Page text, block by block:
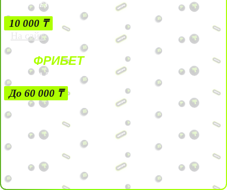
БЕЗ УСЛОВИЙ
10 000 ₸
На сайт
ФРИБЕТ
ЗА ДЕПОЗИТЫ
До 60 000 ₸